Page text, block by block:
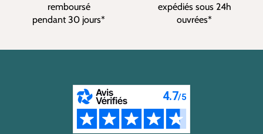
remboursé
pendant 30 jours*
expédiés sous 24h
ouvrées*